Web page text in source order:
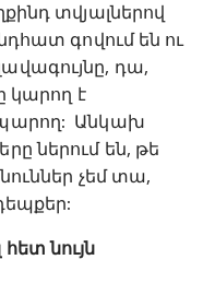
տվյալներով
գովում են ու
դա,
կարող է
պարող: Անկախ
ներում են, թե
չեմ տա,
նույն